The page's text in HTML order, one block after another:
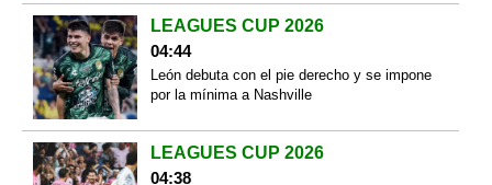
LEAGUES CUP 2026
04:44
León debuta con el pie derecho y se impone
por la mínima a Nashville
LEAGUES CUP 2026
04:38